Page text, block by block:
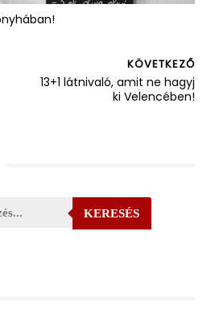
KÖVETKEZŐ
13+1 látnivaló, amit ne hagyj
ki Velencében!
KERESÉS